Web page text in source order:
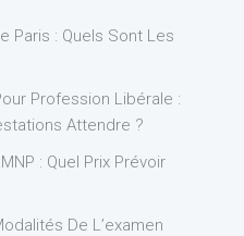
Paris : Quels Sont Les
Profession Libérale :
Attendre ?
: Quel Prix Prévoir
De L’examen